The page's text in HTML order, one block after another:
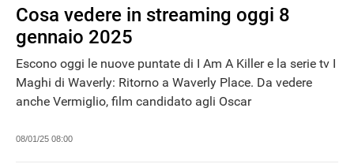
Cosa vedere in streaming oggi 8
gennaio 2025
Escono oggi le nuove puntate di I Am A Killer e la serie tv I
Maghi di Waverly: Ritorno a Waverly Place. Da vedere
anche Vermiglio, film candidato agli Oscar
08/01/25 08:00